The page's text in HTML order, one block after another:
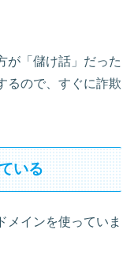
が「儲け話」だった
るので、すぐに詐欺
いる
メインを使っていま